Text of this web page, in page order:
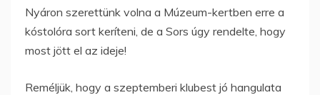
Nyáron szerettünk volna a Múzeum-kertben erre a
kóstolóra sort keríteni, de a Sors úgy rendelte, hogy
most jött el az ideje!
Reméljük, hogy a szeptemberi klubest jó hangulata